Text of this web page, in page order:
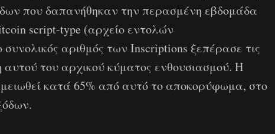
που δαπανήθηκαν την περασμένη εβδομάδα
script-type (αρχείο εντολών
αριθμός των Inscriptions ξεπέρασε τις
αυτού του αρχικού κύματος ενθουσιασμού. Η
μειωθεί κατά 65% από αυτό το αποκορύφωμα, στο